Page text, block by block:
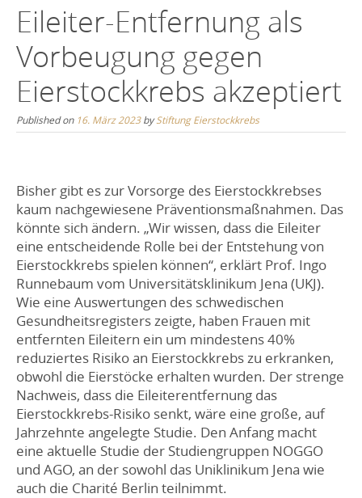
Eileiter-Entfernung als
Vorbeugung gegen
Eierstockkrebs akzeptiert
Published on 16. März 2023byStiftung Eierstockkrebs
Bisher gibt es zur Vorsorge des Eierstockkrebses
kaum nachgewiesene Präventionsmaßnahmen. Das
könnte sich ändern. „Wir wissen, dass die Eileiter
eine entscheidende Rolle bei der Entstehung von
Eierstockkrebs spielen können“, erklärt Prof. Ingo
Runnebaum vom Universitätsklinikum Jena (UKJ).
Wie eine Auswertungen des schwedischen
Gesundheitsregisters zeigte, haben Frauen mit
entfernten Eileitern ein um mindestens 40%
reduziertes Risiko an Eierstockkrebs zu erkranken,
obwohl die Eierstöcke erhalten wurden. Der strenge
Nachweis, dass die Eileiterentfernung das
Eierstockkrebs-Risiko senkt, wäre eine große, auf
Jahrzehnte angelegte Studie. Den Anfang macht
eine aktuelle Studie der Studiengruppen NOGGO
und AGO, an der sowohl das Uniklinikum Jena wie
auch die Charité Berlin teilnimmt.